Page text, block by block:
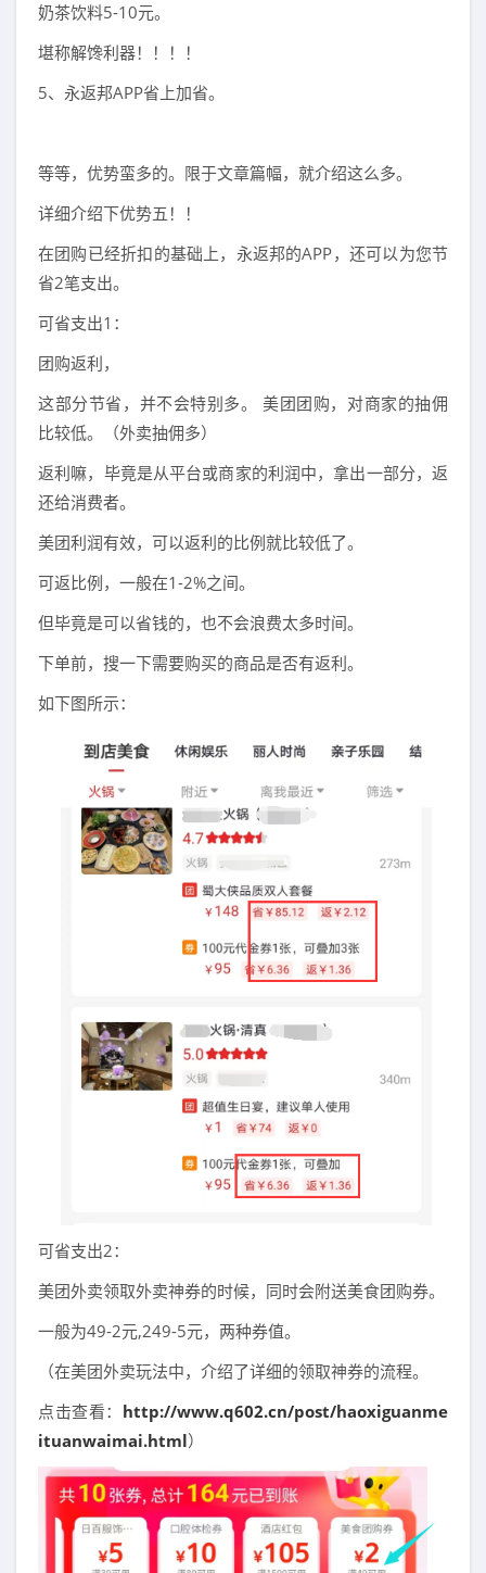
奶茶饮料5-10元。
堪称解馋利器！！！！
5、永返邦APP省上加省。
等等，优势蛮多的。限于文章篇幅，就介绍这么多。
详细介绍下优势五！！
在团购已经折扣的基础上，永返邦的APP，还可以为您节
省2笔支出。
可省支出1：
团购返利，
这部分节省，并不会特别多。 美团团购，对商家的抽佣
比较低。（外卖抽佣多）
返利嘛，毕竟是从平台或商家的利润中，拿出一部分，返
还给消费者。
美团利润有效，可以返利的比例就比较低了。
可返比例，一般在1-2%之间。
但毕竟是可以省钱的，也不会浪费太多时间。
下单前，搜一下需要购买的商品是否有返利。
如下图所示：
可省支出2：
美团外卖领取外卖神券的时候，同时会附送美食团购券。
一般为49-2元,249-5元，两种券值。
（在美团外卖玩法中，介绍了详细的领取神券的流程。
点击查看： http://www.q602.cn/post/haoxiguanme
ituanwaimai.html）